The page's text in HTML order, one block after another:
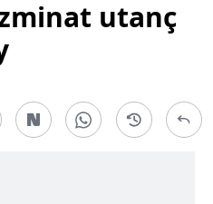
utanç